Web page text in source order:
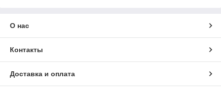
О нас
Контакты
Доставка и оплата